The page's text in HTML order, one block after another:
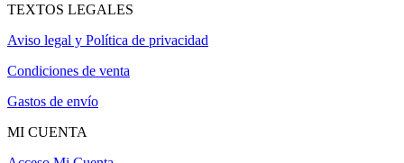
TEXTOS LEGALES
Aviso legal y Política de privacidad
Condiciones de venta
Gastos de envío
MI CUENTA